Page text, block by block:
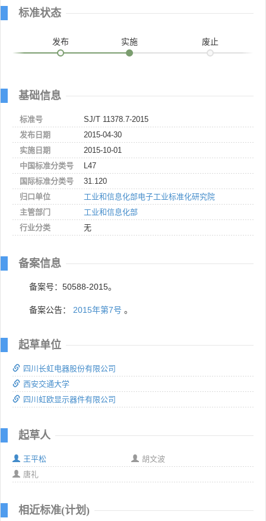
标准状态
发布 实施 废止
基础信息
标准号
SJ/T 11378.7-2015
发布日期
2015-04-30
实施日期
2015-10-01
中国标准分类号
L47
国际标准分类号
31.120
归口单位
工业和信息化部电子工业标准化研究院
主管部门
工业和信息化部
行业分类
无
备案信息
备案号：50588-2015。
备案公告： 2015年第7号 。
起草单位
四川长虹电器股份有限公司
西安交通大学
四川虹欧显示器件有限公司
起草人
王平松
胡文波
唐礼
相近标准(计划)